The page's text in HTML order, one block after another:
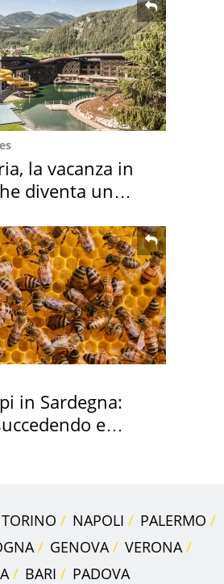
la vacanza in
diventa un
in Sardegna:
e
TORINO NAPOLI
PALERMO
GENOVA
VERONA
BARI PADOVA